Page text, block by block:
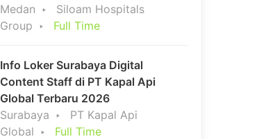
Medan
Siloam Hospitals
Group
Full Time
Info Loker Surabaya Digital
Content Staff di PT Kapal Api
Global Terbaru 2026
Surabaya
PT Kapal Api
Global
Full Time